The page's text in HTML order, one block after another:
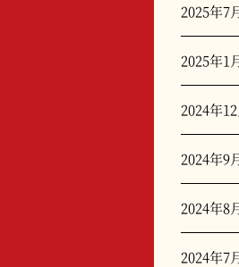
2025年7
2025年1
2024年12
2024年9
2024年8
2024年7